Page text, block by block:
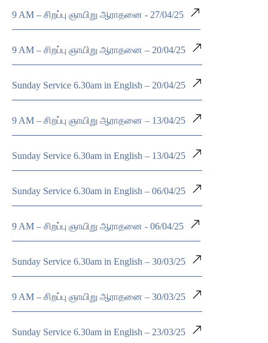
9 AM – சிறப்பு ஞாயிறு ஆராதனை - 27/04/25
9 AM – சிறப்பு ஞாயிறு ஆராதனை – 20/04/25
Sunday Service 6.30am in English – 20/04/25
9 AM – சிறப்பு ஞாயிறு ஆராதனை – 13/04/25
Sunday Service 6.30am in English – 13/04/25
Sunday Service 6.30am in English – 06/04/25
9 AM – சிறப்பு ஞாயிறு ஆராதனை - 06/04/25
Sunday Service 6.30am in English – 30/03/25
9 AM – சிறப்பு ஞாயிறு ஆராதனை – 30/03/25
Sunday Service 6.30am in English – 23/03/25